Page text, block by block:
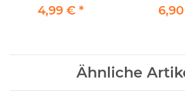
Maschinenpad
4,99 € *
Ähnliche